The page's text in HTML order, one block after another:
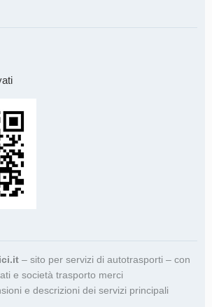
– sito per servizi di autotrasporti – con
e società trasporto merci
e descrizioni dei servizi principali